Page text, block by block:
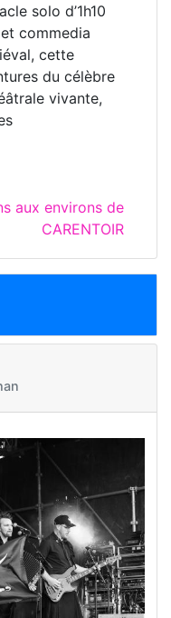
solo d’1h10
commedia
cette
du célèbre
vivante,
aux environs de
CARENTOIR